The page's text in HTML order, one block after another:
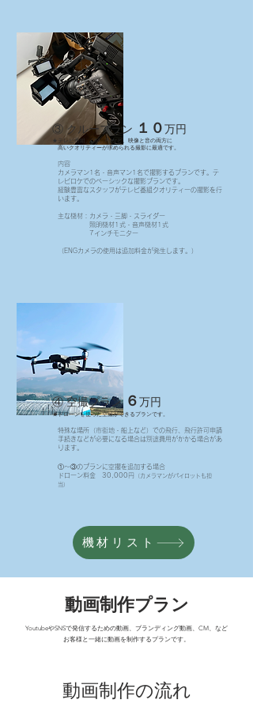
​③ クループラン １０万円
★テレビ番組、CM、PVなど、映像と音の両方に
高いクオリティーが求められる撮影に最適です。
内容
​カメラマン1名・音声マン1名で撮影するプランです。テ
レビロケでのベーシックな撮影プランです。
​経験豊富なスタッフがテレビ番組クオリティーの撮影を行
います。
主な機材：カメラ・三脚・スライダー
照明機材1式・音声機材1式​
7インチモニター
（ENGカメラの使用は追加料金が発生します。）
④ 空撮プラン ６万円
★ドローンを使った空撮ができるプランです。
特殊な場所（市街地・船上など）での飛行、飛行許可申請
手続きなどが必要になる場合は別途費用がかかる場合があ
ります。
①〜③のプランに空撮を追加する場合
ドローン料金 30,000
円 （カメラマンがパイロットも担
当）
機材リスト
動画制作プラン
YoutubeやSNSで発信するための動画、ブランディング動画、CM、など
お客様と一緒に動画を制作するプランです。
​動画制作の流れ